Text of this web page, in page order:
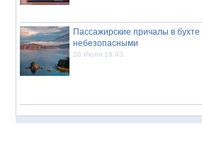
Пассажирские причалы в бухте
небезопасными
28 Июля 18:43